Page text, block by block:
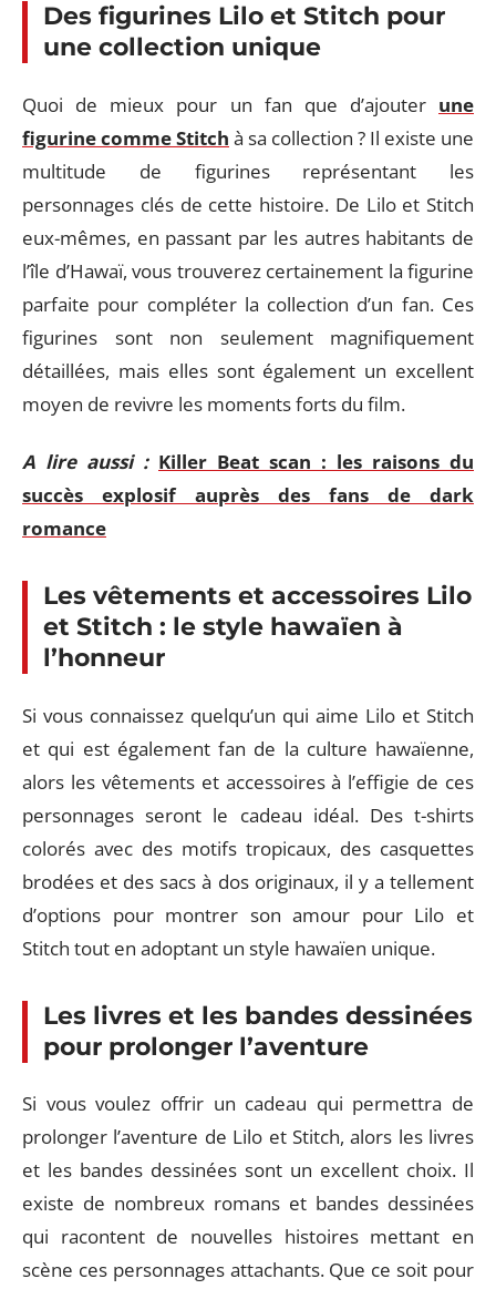
Des figurines Lilo et Stitch pour
une collection unique
Quoi de mieux pour un fan que d’ajouter une
figurine comme Stitch à sa collection ? Il existe une
multitude de figurines représentant les
personnages clés de cette histoire. De Lilo et Stitch
eux-mêmes, en passant par les autres habitants de
l’île d’Hawaï, vous trouverez certainement la figurine
parfaite pour compléter la collection d’un fan. Ces
figurines sont non seulement magnifiquement
détaillées, mais elles sont également un excellent
moyen de revivre les moments forts du film.
A lire aussi : Killer Beat scan : les raisons du
succès explosif auprès des fans de dark
romance
Les vêtements et accessoires Lilo
et Stitch : le style hawaïen à
l’honneur
Si vous connaissez quelqu’un qui aime Lilo et Stitch
et qui est également fan de la culture hawaïenne,
alors les vêtements et accessoires à l’effigie de ces
personnages seront le cadeau idéal. Des t-shirts
colorés avec des motifs tropicaux, des casquettes
brodées et des sacs à dos originaux, il y a tellement
d’options pour montrer son amour pour Lilo et
Stitch tout en adoptant un style hawaïen unique.
Les livres et les bandes dessinées
pour prolonger l’aventure
Si vous voulez offrir un cadeau qui permettra de
prolonger l’aventure de Lilo et Stitch, alors les livres
et les bandes dessinées sont un excellent choix. Il
existe de nombreux romans et bandes dessinées
qui racontent de nouvelles histoires mettant en
scène ces personnages attachants. Que ce soit pour